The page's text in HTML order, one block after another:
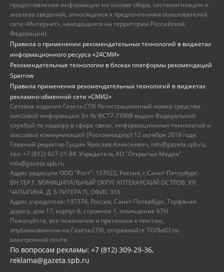
предоставления информации на основе сбора, систематизации и
анализа сведений, относящихся к предпочтениям пользователей
сети «Интернет», находящихся на территории Российской
Федерации).
Правила о применении рекомендательных технологий в виджетах
информационного ресурса «24СМИ»
Рекомендательные технологии в блоках платформы рекомендаций
Sparrow
Правила применения рекомендательных технологий в виджетах
рекламно-обменной сети «СМИ2»
Сетевое издание Газета.СПб Регистрационный номер средства
массовой информации Эл № ФС77-73908 выдан Федеральной
службой по надзору в сфере связи, информационных технологий и
массовых коммуникаций (Роскомнадзор) 12 октября 2018 года.
Главный редактор Гущин Ярослав Алексеевич, info@gazeta.spb.ru,
тел: +7 (812) 627-21-84. Учредитель АО "Открытые Медиа",
info@gazeta.spb.ru
Адрес редакции ООО "Рост": 197022, Россия, г.Санкт-Петербург,
ВН.ТЕР.Г. МУНИЦИПАЛЬНЫЙ ОКРУГ АПТЕКАРСКИЙ ОСТРОВ, УЛ
ЧАПЫГИНА, Д. 6 ЛИТЕРА П, ОФИС 316
Адрес учредителя: 197374, Россия, Санкт-Петербург, Торфяная
дорога, дом 17, корпус 6, строение 1, помещение 67Н
Пожалуйста, все пожелания и претензии к текстам,
опубликованном на Газета.СПб, отправляйте ТОЛЬКО по
электронной почте.
По вопросам рекламы: +7 (812) 309-29-36,
reklama@gazeta.spb.ru